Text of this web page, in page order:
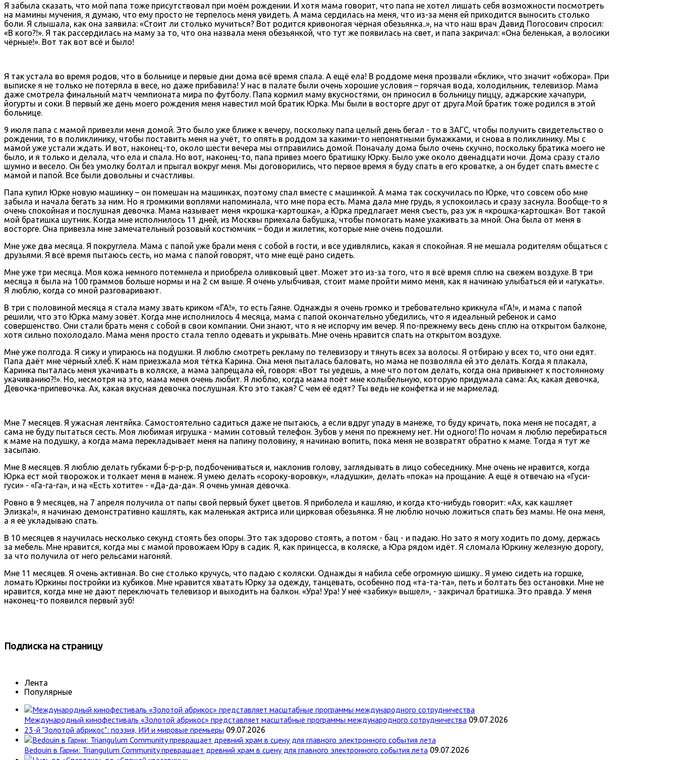
Я забыла сказать, что мой папа тоже присутствовал при моём рождении. И хотя мама говорит, что папа не хотел лишать себя возможности посмотреть
на мамины мучения, я думаю, что ему просто не терпелось меня увидеть. А мама сердилась на меня, что из-за меня ей приходится выносить столько
боли. Я слышала, как она заявила: «Стоит ли столько мучиться? Вот родится кривоногая чёрная обезьянка..», на что наш врач Давид Погосович спросил:
«В кого?!». Я так рассердилась на маму за то, что она назвала меня обезьянкой, что тут же появилась на свет, и папа закричал: «Она беленькая, а волосики
чёрные!». Вот так вот всё и было!
Я так устала во время родов, что в больнице и первые дни дома всё время спала. А ещё ела! В роддоме меня прозвали «бклик», что значит «обжора». При
выписке я не только не потеряла в весе, но даже прибавила! У нас в палате были очень хорошие условия – горячая вода, холодильник, телевизор. Мама
даже смотрела финальный матч чемпионата мира по футболу. Папа кормил маму вкусностями, он приносил в больницу пиццу, аджарские хачапури,
йогурты и соки. В первый же день моего рождения меня навестил мой братик Юрка. Мы были в восторге друг от друга.Мой братик тоже родился в этой
больнице.
9 июля папа с мамой привезли меня домой. Это было уже ближе к вечеру, поскольку папа целый день бегал - то в ЗАГС, чтобы получить свидетельство о
рождении, то в поликлинику, чтобы поставить меня на учёт, то опять в роддом за какими-то непонятными бумажками, и снова в поликлинику. Мы с
мамой уже устали ждать. И вот, наконец-то, около шести вечера мы отправились домой. Поначалу дома было очень скучно, поскольку братика моего не
было, и я только и делала, что ела и спала. Но вот, наконец-то, папа привез моего братишку Юрку. Было уже около двенадцати ночи. Дома сразу стало
шумно и весело. Он без умолку болтал и прыгал вокруг меня. Мы договорились, что первое время я буду спать в его кроватке, а он будет спать вместе с
мамой и папой. Все были довольны и счастливы.
Папа купил Юрке новую машинку – он помешан на машинках, поэтому спал вместе с машинкой. А мама так соскучилась по Юрке, что совсем обо мне
забыла и начала бегать за ним. Но я громкими воплями напоминала, что мне пора есть. Мама дала мне грудь, я успокоилась и сразу заснула. Вообще-то я
очень спокойная и послушная девочка. Мама называет меня «крошка-картошка», а Юрка предлагает меня съесть, раз уж я «крошка-картошка». Вот такой
мой братишка шутник. Когда мне исполнилось 11 дней, из Москвы приехала бабушка, чтобы помогать маме ухаживать за мной. Она была от меня в
восторге. Она привезла мне замечательный розовый костюмчик – боди и жилетик, которые мне очень подошли.
Мне уже два месяца. Я покруглела. Мама с папой уже брали меня с собой в гости, и все удивлялись, какая я спокойная. Я не мешала родителям общаться с
друзьями. Я всё время пытаюсь сесть, но мама с папой говорят, что мне ещё рано сидеть.
Мне уже три месяца. Моя кожа немного потемнела и приобрела оливковый цвет. Может это из-за того, что я всё время сплю на свежем воздухе. В три
месяца я была на 100 граммов больше нормы и на 2 см выше. Я очень улыбчивая, стоит маме пройти мимо меня, как я начинаю улыбаться ей и «агукать».
Я люблю, когда со мной разговаривают.
В три с половиной месяца я стала маму звать криком «ГА!», то есть Гаяне. Однажды я очень громко и требовательно крикнула «ГА!», и мама с папой
решили, что это Юрка маму зовёт. Когда мне исполнилось 4 месяца, мама с папой окончательно убедились, что я идеальный ребенок и само
совершенство. Они стали брать меня с собой в свои компании. Они знают, что я не испорчу им вечер. Я по-прежнему весь день сплю на открытом балконе,
хотя сильно похолодало. Мама меня просто стала тепло одевать и укрывать. Мне очень нравится спать на открытом воздухе.
Мне уже полгода. Я сижу и упираюсь на подушки. Я люблю смотреть рекламу по телевизору и тянуть всех за волосы. Я отбираю у всех то, что они едят.
Папа даёт мне чёрный хлеб. К нам приезжала моя тётка Карина. Она меня пыталась баловать, но мама не позволяла ей это делать. Когда я плакала,
Каринка пыталась меня укачивать в коляске, а мама запрещала ей, говоря: «Вот ты уедешь, а мне что потом делать, когда она привыкнет к постоянному
укачиванию?!». Но, несмотря на это, мама меня очень любит. Я люблю, когда мама поёт мне колыбельную, которую придумала сама: Ах, какая девочка,
Девочка-припевочка. Ах, какая вкусная девочка послушная. Кто это такая? С чем её едят? Ты ведь не конфетка и не мармелад.
Мне 7 месяцев. Я ужасная лентяйка. Самостоятельно садиться даже не пытаюсь, а если вдруг упаду в манеже, то буду кричать, пока меня не посадят, а
сама не буду пытаться сесть. Моя любимая игрушка - мамин сотовый телефон. Зубов у меня по прежнему нет. Ни одного! По ночам я люблю перебираться
к маме на подушку, а когда мама перекладывает меня на папину половину, я начинаю вопить, пока меня не возвратят обратно к маме. Тогда я тут же
засыпаю.
Мне 8 месяцев. Я люблю делать губками б-р-р-р, подбочениваться и, наклонив голову, заглядывать в лицо собеседнику. Мне очень не нравится, когда
Юрка ест мой творожок и толкает меня в манеж. Я умею делать «сороку-воровку», «ладушки», делать «пока» на прощание. А ещё я отвечаю на «Гуси-
гуси» - «Га-га-га», и на «Есть хотите» - «Да-да-да». Я очень умная девочка.
Ровно в 9 месяцев, на 7 апреля получила от папы свой первый букет цветов. Я приболела и кашляю, и когда кто-нибудь говорит: «Ах, как кашляет
Элизка!», я начинаю демонстративно кашлять, как маленькая актриса или цирковая обезьянка. Я не люблю ночью ложиться спать без мамы. Не она меня,
а я её укладываю спать.
В 10 месяцев я научилась несколько секунд стоять без опоры. Это так здорово стоять, а потом - бац - и падаю. Но зато я могу ходить по дому, держась
за мебель. Мне нравится, когда мы с мамой провожаем Юру в садик. Я, как принцесса, в коляске, а Юра рядом идёт. Я сломала Юркину железную дорогу,
за что получила от него рельсами нагоняй.
Мне 11 месяцев. Я очень активная. Во сне столько кручусь, что падаю с коляски. Однажды я набила себе огромную шишку.. Я умею сидеть на горшке,
ломать Юркины постройки из кубиков. Мне нравится хватать Юрку за одежду, танцевать, особенно под «та-та-та», петь и болтать без остановки. Мне не
нравится, когда мне не дают переключать телевизор и выходить на балкон. «Ура! Ура! У неё «забику» вышел», - закричал братишка. Это правда. У меня
наконец-то появился первый зуб!
Подписка на страницу
Лента
Популярные
Международный кинофестиваль «Золотой абрикос» представляет масштабные программы международного сотрудничества 09.07.2026
23-й "Золотой абрикос": поэзия, ИИ и мировые премьеры 09.07.2026
Bedouin в Гарни: Triangulum Community превращает древний храм в сцену для главного электронного события лета 09.07.2026